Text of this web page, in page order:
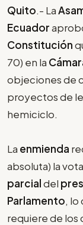
Quito.- La
Ecuador
Constitución
70) en la
objeciones de
proyectos de
hemiciclo.
La enmienda
absoluta) la
parcialdel
Parlamento, lo
requiere de los